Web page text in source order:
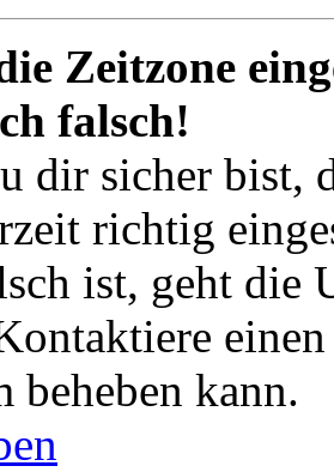
Zeitzone
falsch!
dir sicher bist,
richtig
ist, geht die
beheben kann.